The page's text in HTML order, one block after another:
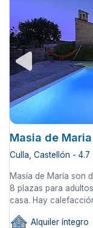
Masia de
Culla, Castellón - 4.7
Masía de María son
8 plazas para
casa. Hay
Alquiler íntegro